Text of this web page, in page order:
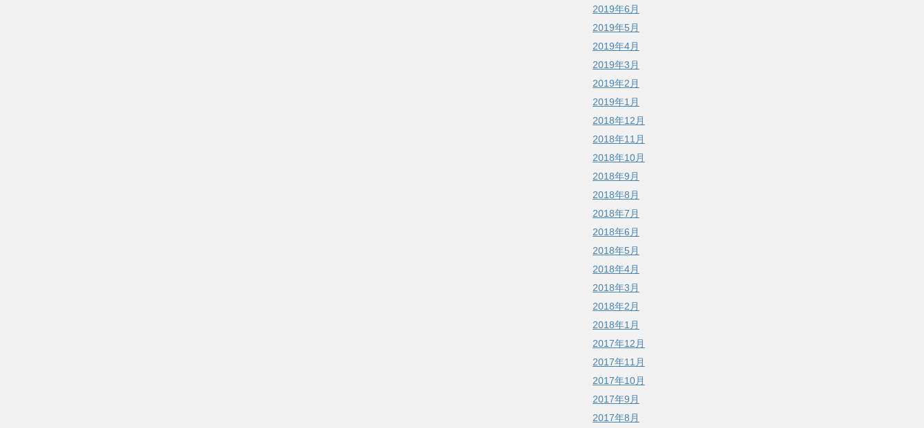
2019年6月
2019年5月
2019年4月
2019年3月
2019年2月
2019年1月
2018年12月
2018年11月
2018年10月
2018年9月
2018年8月
2018年7月
2018年6月
2018年5月
2018年4月
2018年3月
2018年2月
2018年1月
2017年12月
2017年11月
2017年10月
2017年9月
2017年8月